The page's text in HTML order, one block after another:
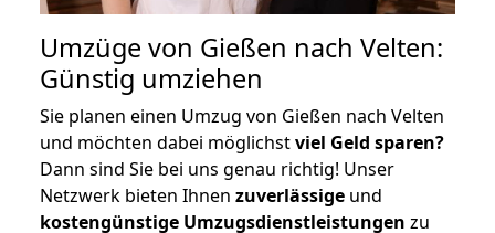
Umzüge von Gießen nach Velten:
Günstig umziehen
Sie planen einen Umzug von Gießen nach Velten
und möchten dabei möglichstviel Geld sparen?
Dann sind Sie bei uns genau richtig! Unser
Netzwerk bieten Ihnen zuverlässige und
kostengünstige Umzugsdienstleistungen zu